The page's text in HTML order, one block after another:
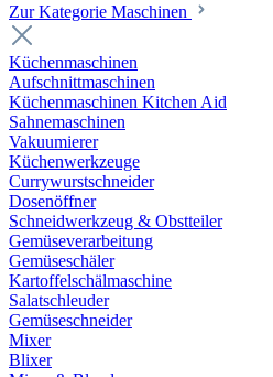
Zur Kategorie Maschinen
Küchenmaschinen
Aufschnittmaschinen
Küchenmaschinen Kitchen Aid
Sahnemaschinen
Vakuumierer
Küchenwerkzeuge
Currywurstschneider
Dosenöffner
Schneidwerkzeug & Obstteiler
Gemüseverarbeitung
Gemüseschäler
Kartoffelschälmaschine
Salatschleuder
Gemüseschneider
Mixer
Blixer